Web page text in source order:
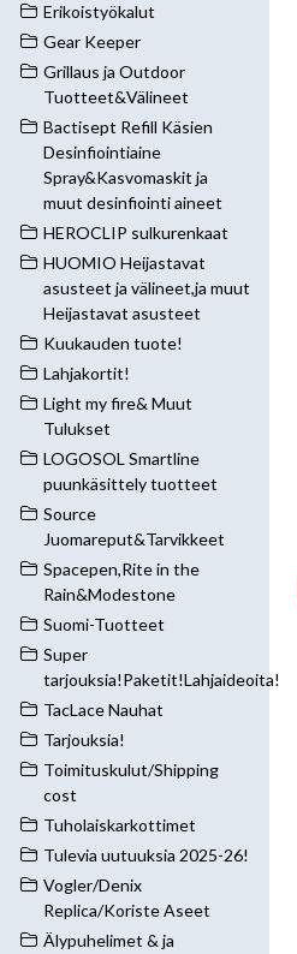
Erikoistyökalut
Gear Keeper
Grillaus ja Outdoor
Tuotteet&Välineet
Bactisept Refill Käsien
Desinfiointiaine
Spray&Kasvomaskit ja
muut desinfiointi aineet
HEROCLIP sulkurenkaat
HUOMIO Heijastavat
asusteet ja välineet,ja muut
Heijastavat asusteet
Kuukauden tuote!
Lahjakortit!
Light my fire& Muut
Tulukset
LOGOSOL Smartline
puunkäsittely tuotteet
Source
Juomareput&Tarvikkeet
Spacepen,Rite in the
Rain&Modestone
Suomi-Tuotteet
Super
tarjouksia!Paketit!Lahjaideoita!
TacLace Nauhat
Tarjouksia!
Toimituskulut/Shipping
cost
Tuholaiskarkottimet
Tulevia uutuuksia 2025-26!
Vogler/Denix
Replica/Koriste Aseet
Älypuhelimet & ja